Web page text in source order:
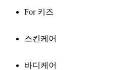
For 키즈
스킨케어
바디케어